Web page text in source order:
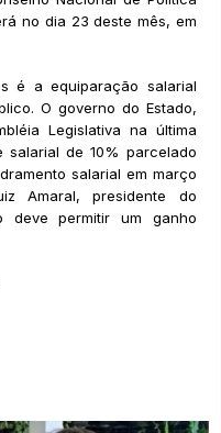
no dia 23 deste mês, em
é a equiparação salarial
O governo do Estado,
Legislativa na última
salarial de 10% parcelado
salarial em março
Amaral, presidente do
deve permitir um ganho